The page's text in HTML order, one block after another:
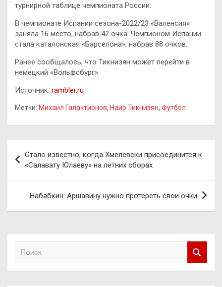
турнирной таблице чемпионата России.
В чемпионате Испании сезона-2022/23 «Валенсия»
заняла 16 место, набрав 42 очка. Чемпионом Испании
стала каталонская «Барселона», набрав 88 очков.
Ранее сообщалось, что Тикнизян может перейти в
немецкий «Вольфсбург».
Источник: rambler.ru
Метки: Михаил Галактионов, Наир Тикнизян, Футбол
по
записям
Стало известно, когда Хмелевски присоединится к
«Салавату Юлаеву» на летних сборах
Набабкин: Аршавину нужно протереть свои очки